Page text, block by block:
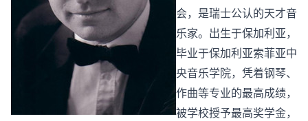
会，是瑞士公认的天才音
乐家。出生于保加利亚，
毕业于保加利亚索菲亚中
央音乐学院，凭着钢琴、
作曲等专业的最高成绩，
被学校授予最高奖学金，